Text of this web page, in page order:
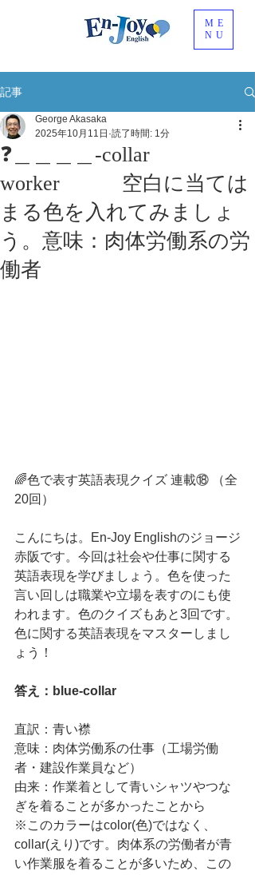
ME
NU
記事
❓＿＿＿＿-collar
worker 空白に当ては
まる色を入れてみましょ
う。意味：肉体労働系の労
働者
George Akasaka
2025年10月11日 読了時間: 1分
🌈色で表す英語表現クイズ 連載⑱ （全
20回）
こんにちは。En-Joy Englishのジョージ
赤阪です。今回は社会や仕事に関する
英語表現を学びましょう。色を使った
言い回しは職業や立場を表すのにも使
われます。色のクイズもあと3回です。
色に関する英語表現をマスターしまし
ょう！
答え：blue-collar
直訳：青い襟
意味：肉体労働系の仕事（工場労働
者・建設作業員など）
由来：作業着として青いシャツやつな
ぎを着ることが多かったことから
※このカラーはcolor(色)ではなく、
collar(えり)です。肉体系の労働者が青
い作業服を着ることが多いため、この